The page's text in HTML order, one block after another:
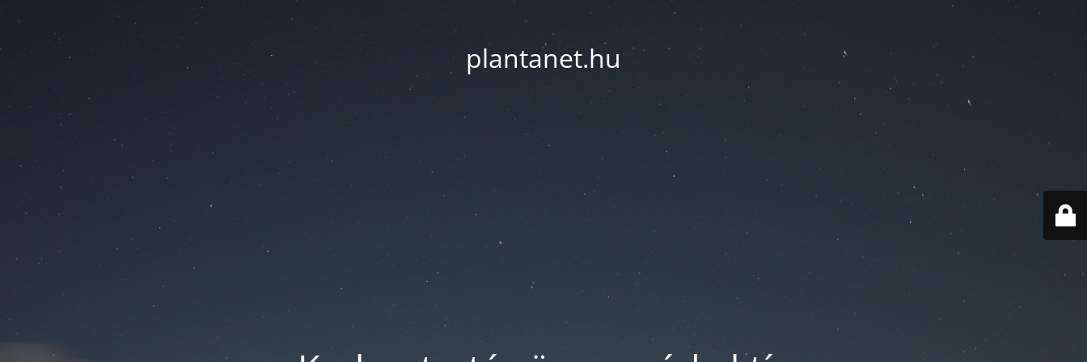
plantanet.hu